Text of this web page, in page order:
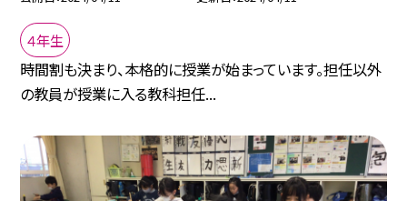
４年生
時間割も決まり、本格的に授業が始まっています。担任以外
の教員が授業に入る教科担任...